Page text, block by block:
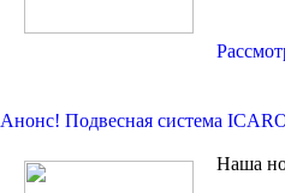
Анонс! Подвесная сиcтема
Наша